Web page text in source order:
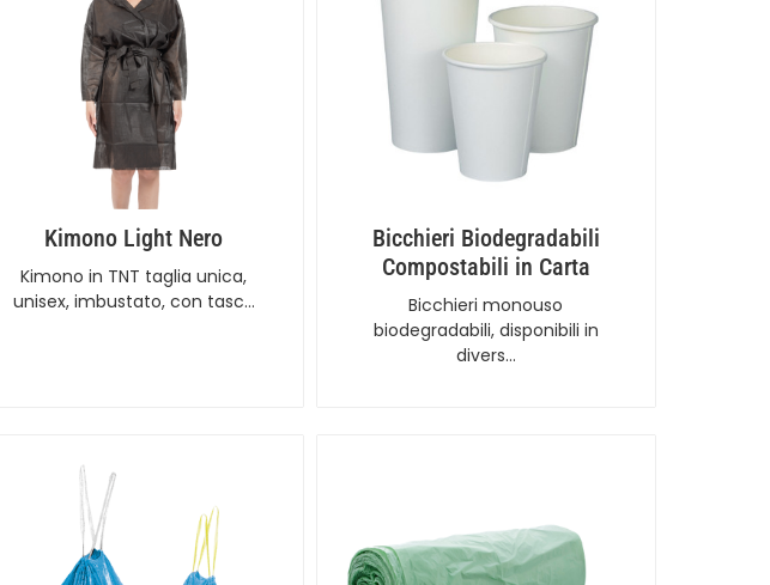
Kimono Light Nero
Kimono in TNT taglia unica,
unisex, imbustato, con tasc…
Bicchieri Biodegradabili
Compostabili in Carta
Bicchieri monouso
biodegradabili, disponibili in
divers…